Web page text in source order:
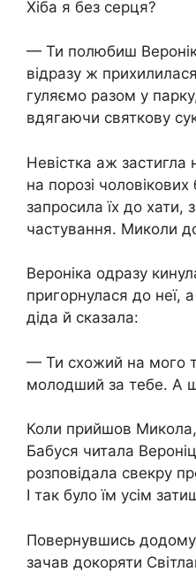
Хіба я без серця?
— Ти полюбиш
відразу ж
гуляємо разом у
вдягаючи святкову
Невістка аж застигла
на порозі
запросила їх до хати,
частування. Миколи
Вероніка одразу
пригорнулася до неї,
діда й сказала:
— Ти схожий на мого
молодший за тебе. А
Коли прийшов
Бабуся читала
розповідала свекру
І так було їм усім
Повернувшись додому
зачав докоряти